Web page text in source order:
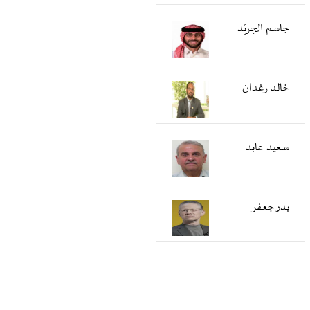
جاسم الجريّد
خالد رغدان
سعید عابد
بدر جعفر